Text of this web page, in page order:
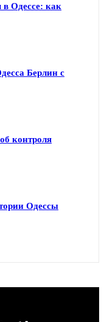
Одессе: как
Берлин с
контроля
Одессы